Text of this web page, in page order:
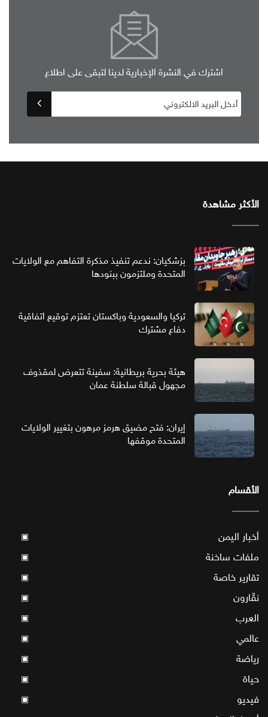
اشترك في النشرة الإخبارية لدينا لتبقى على اطلاع
الأكثر مشاهدة
بزشكيان: ندعم تنفيذ مذكرة التفاهم مع الولايات
المتحدة وملتزمون ببنودها
تركيا والسعودية وباكستان تعتزم توقيع اتفاقية
دفاع مشترك
هيئة بحرية بريطانية: سفينة تتعرض لمقذوف
مجهول قبالة سلطنة عمان
إيران: فتح مضيق هرمز مرهون بتغيير الولايات
المتحدة موقفها
الأقسام
أخبار اليمن ▣
ملفات ساخنة ▣
تقارير خاصة ▣
نقّارون ▣
العرب ▣
عالمي ▣
رياضة ▣
حياة ▣
فيديو ▣